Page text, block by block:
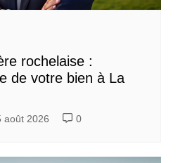
rochelaise :
de votre bien à La
août 2026 0